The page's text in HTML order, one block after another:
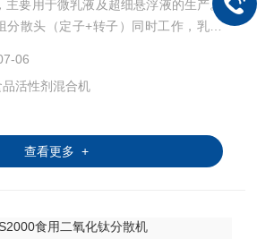
要用于微乳液及超细悬浮液的生产。
分散头（定子+转子）同时工作，乳液
组分散头均易于更换，适合不同的工艺
型号的机器都有相同的线速度和剪切
。适宜的温度，压力与粘度参数与DI
符合CIP/SIP清洁标准，适合食品及医
06
活性剂混合机
查看更多 +